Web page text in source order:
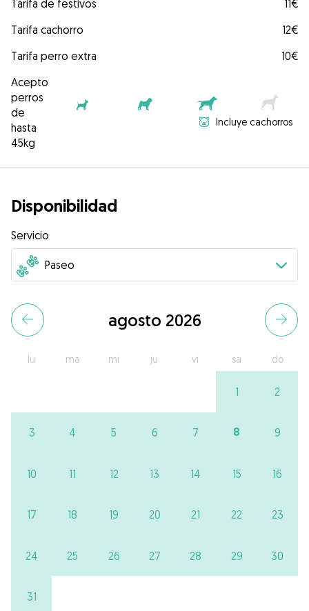
Tarifa de festivos
11€
Tarifa cachorro
12€
Tarifa perro extra
10€
Acepto
perros
de
hasta
45kg
Incluye cachorros
Disponibilidad
Servicio
agosto 2026
lu ma mi ju vi sa do
1 2
3 4 5 6 7 8 9
10 11 12 13 14 15 16
17 18 19 20 21 22 23
24 25 26 27 28 29 30
31